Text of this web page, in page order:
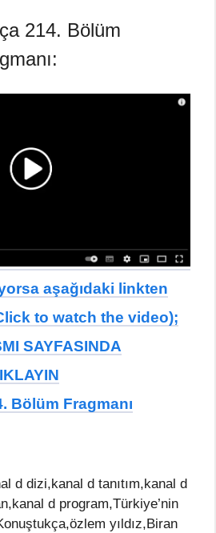
214. Bölüm
aşağıdaki linkten
to watch the video);
SAYFASINDA
Bölüm Fragmanı
d dizi,kanal d tanıtım,kanal d
d program,Türkiye’nin
yıldız,Biran